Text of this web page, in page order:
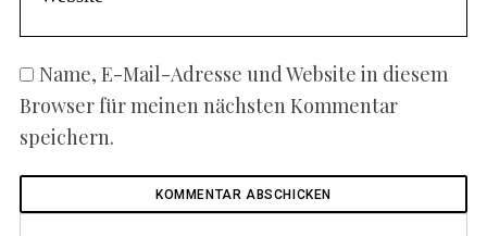
Name, E-Mail-Adresse und Website in diesem
Browser für meinen nächsten Kommentar
speichern.